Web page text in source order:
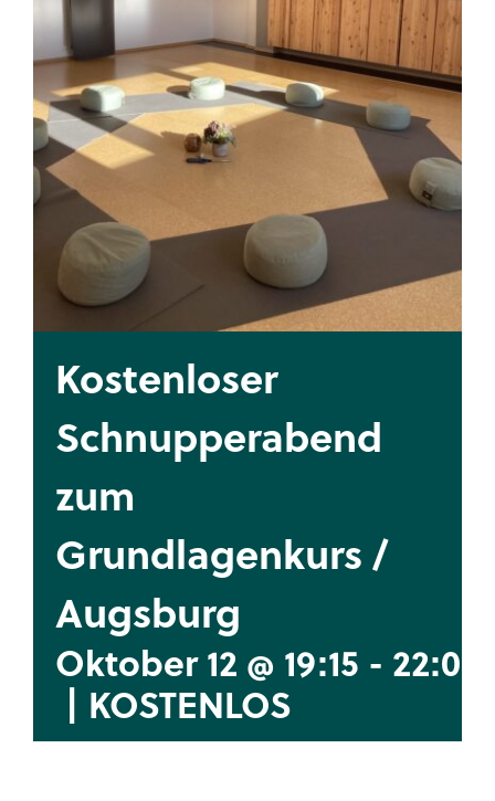
Kostenloser
Schnupperabend
zum
Grundlagenkurs /
Augsburg
Oktober 12 @ 19:15 - 22:00
| KOSTENLOS